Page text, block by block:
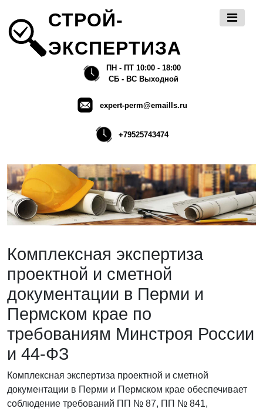
СТРОЙ-
ЭКСПЕРТИЗА
ПН - ПТ 10:00 - 18:00
СБ - ВС Выходной
expert-perm@emaills.ru
+79525743474
Комплексная экспертиза
проектной и сметной
документации в Перми и
Пермском крае по
требованиям Минстроя России
и 44-ФЗ
Комплексная экспертиза проектной и сметной
документации в Перми и Пермском крае обеспечивает
соблюдение требований ПП № 87, ПП № 841,